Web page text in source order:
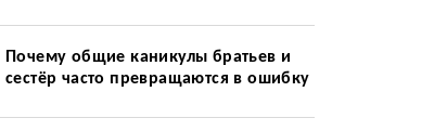
Почему общие каникулы братьев и
сестёр часто превращаются в ошибку